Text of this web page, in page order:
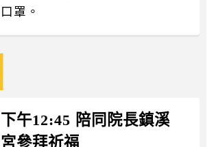
口罩。
下午12:45 陪同院長鎮溪
宮參拜祈福